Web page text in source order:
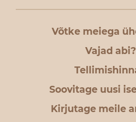
Võtke meiega
Vajad abi?
Soovitage uusi
Kirjutage meile